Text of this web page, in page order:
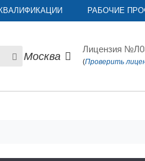
РАБОЧИЕ
Москва
Лицензия
(Проверить